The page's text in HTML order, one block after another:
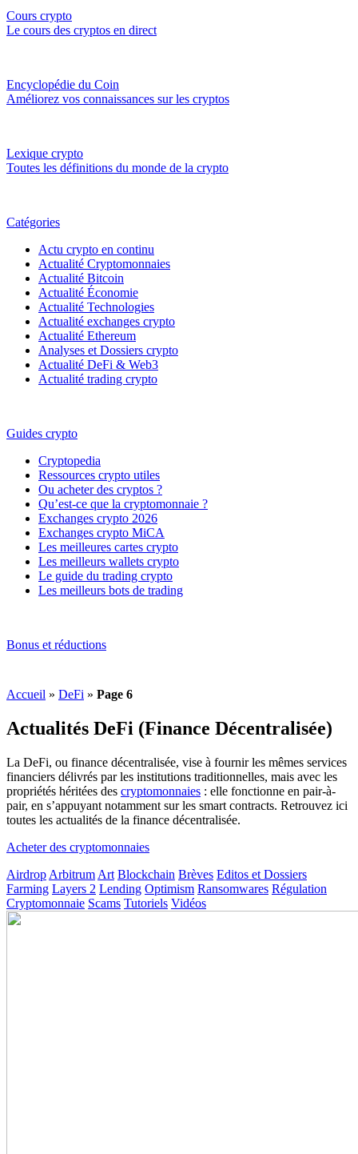
Cours crypto
Le cours des cryptos en direct
Encyclopédie du Coin
Améliorez vos connaissances sur les cryptos
Lexique crypto
Toutes les définitions du monde de la crypto
Catégories
Actu crypto en continu
Actualité Cryptomonnaies
Actualité Bitcoin
Actualité Économie
Actualité Technologies
Actualité exchanges crypto
Actualité Ethereum
Analyses et Dossiers crypto
Actualité DeFi & Web3
Actualité trading crypto
Guides crypto
Cryptopedia
Ressources crypto utiles
Ou acheter des cryptos ?
Qu’est-ce que la cryptomonnaie ?
Exchanges crypto 2026
Exchanges crypto MiCA
Les meilleures cartes crypto
Les meilleurs wallets crypto
Le guide du trading crypto
Les meilleurs bots de trading
Bonus et réductions
Accueil » DeFi » Page 6
Actualités DeFi (Finance Décentralisée)
La DeFi, ou finance décentralisée, vise à fournir les mêmes services
financiers délivrés par les institutions traditionnelles, mais avec les
propriétés héritées des cryptomonnaies : elle fonctionne en pair-à-
pair, en s’appuyant notamment sur les smart contracts. Retrouvez ici
toutes les actualités de la finance décentralisée.
Acheter des cryptomonnaies
Airdrop Arbitrum Art Blockchain Brèves Editos et Dossiers
Farming Layers 2 Lending Optimism Ransomwares Régulation
Cryptomonnaie Scams Tutoriels Vidéos